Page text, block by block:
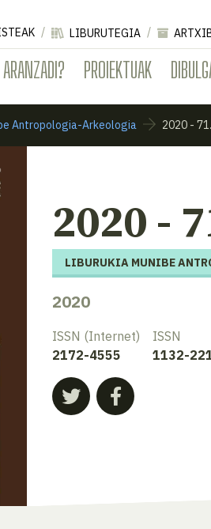
PROIEKTUAK
LIBURUTEGIA
Antropologia-Arkeologia 2020 -
2020 -
LIBURUKIA MUNIBE
2020
ISSN (Internet)
2172-4555
ISSN
1132-